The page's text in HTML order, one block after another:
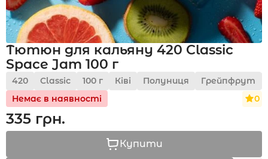
Акції
Укр
Тютюн для кальяну 420 Classic
Space Jam 100 г
420 Classic 100 г Ківі Полуниця Грейпфрут
Немає в наявності
0
335 грн.
Купити